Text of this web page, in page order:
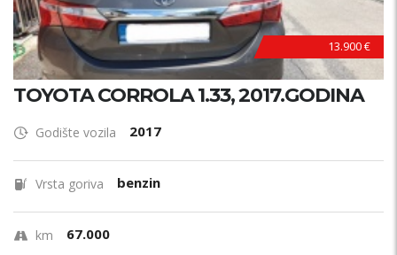
13.900 €
TOYOTA CORROLA 1.33, 2017.GODINA
Godište vozila 2017
Vrsta goriva benzin
km 67.000